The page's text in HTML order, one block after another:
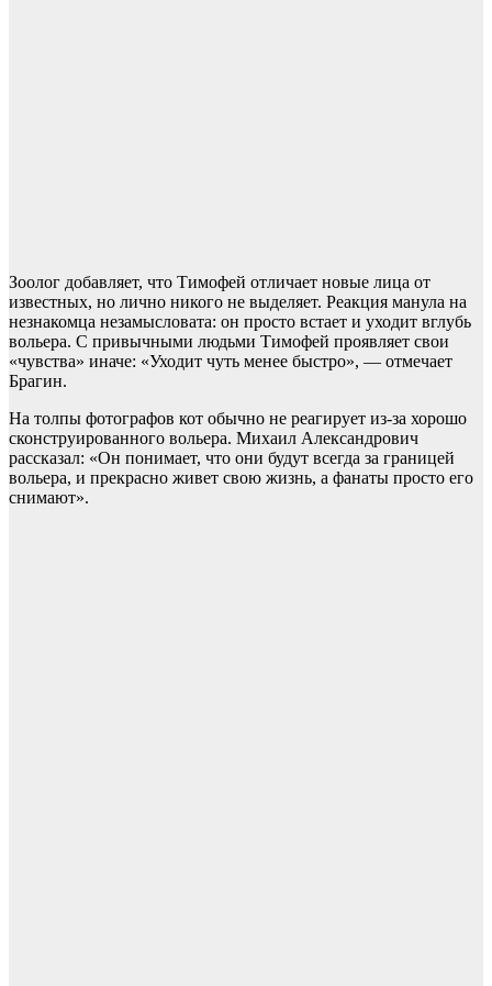
Зоолог добавляет, что Тимофей отличает новые лица от
известных, но лично никого не выделяет. Реакция манула на
незнакомца незамысловата: он просто встает и уходит вглубь
вольера. С привычными людьми Тимофей проявляет свои
«чувства» иначе: «Уходит чуть менее быстро», — отмечает
Брагин.
На толпы фотографов кот обычно не реагирует из-за хорошо
сконструированного вольера. Михаил Александрович
рассказал: «Он понимает, что они будут всегда за границей
вольера, и прекрасно живет свою жизнь, а фанаты просто его
снимают».